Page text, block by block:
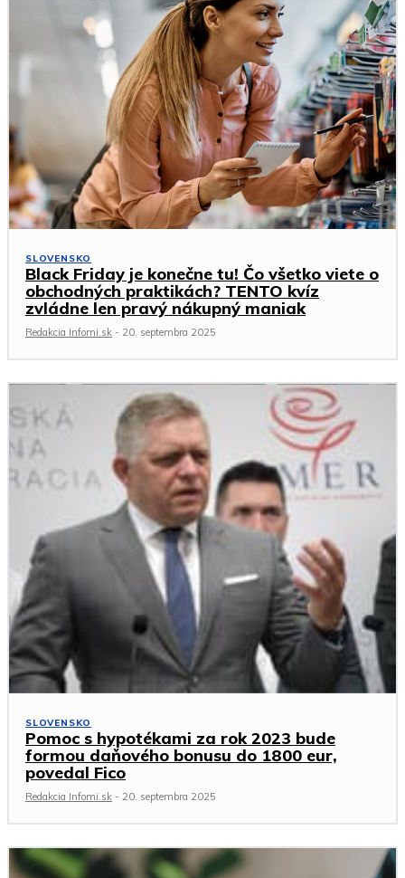
SLOVENSKO
Black Friday je konečne tu! Čo všetko viete o
obchodných praktikách? TENTO kvíz
zvládne len pravý nákupný maniak
Redakcia Infomi.sk - 20. septembra 2025
SLOVENSKO
Pomoc s hypotékami za rok 2023 bude
formou daňového bonusu do 1800 eur,
povedal Fico
Redakcia Infomi.sk - 20. septembra 2025